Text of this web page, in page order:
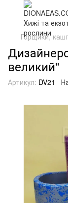
Горщики,
великий"
Артикул: DV21